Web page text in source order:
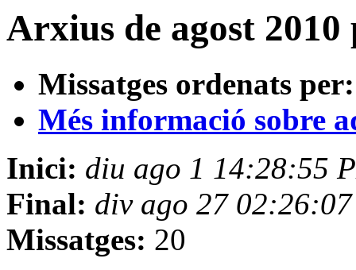
Arxius de agost
Missatges ordenats per:
Més informació sobre
Inici: diu ago 1 14:28:55
Final: div ago 27
Missatges: 20